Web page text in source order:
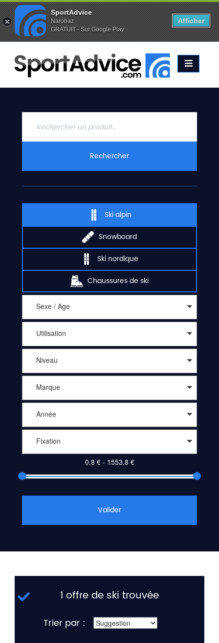
Favoris (0) Alertes (0)
ACCUEIL
SKIS
2020
CONTACT
Rechercher
Ski alpin
Snowboard
Ski nordique
Chaussures de ski
Sexe / Age
Utilisation
Niveau
Marque
Année
Fixation
Valider
1 offre de ski trouvée
Trier par :
SportAdvice
Narobaz
GRATUIT - Sur Google Play
Afficher